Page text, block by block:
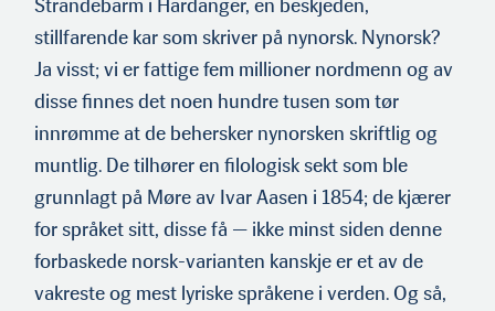
Strandebarm i Hardanger, en beskjeden,
stillfarende kar som skriver på nynorsk. Nynorsk?
Ja visst; vi er fattige fem millioner nordmenn og av
disse finnes det noen hundre tusen som tør
innrømme at de behersker nynorsken skriftlig og
muntlig. De tilhører en filologisk sekt som ble
grunnlagt på Møre av Ivar Aasen i 1854; de kjærer
for språket sitt, disse få — ikke minst siden denne
forbaskede norsk-varianten kanskje er et av de
vakreste og mest lyriske språkene i verden. Og så,